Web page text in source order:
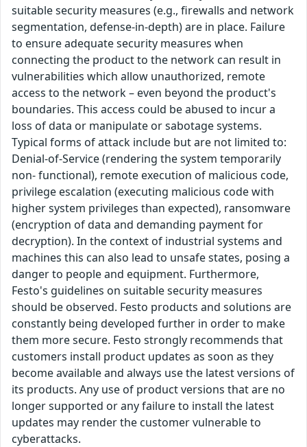
suitable security measures (e.g., firewalls and network
segmentation, defense-in-depth) are in place. Failure
to ensure adequate security measures when
connecting the product to the network can result in
vulnerabilities which allow unauthorized, remote
access to the network – even beyond the product's
boundaries. This access could be abused to incur a
loss of data or manipulate or sabotage systems.
Typical forms of attack include but are not limited to:
Denial-of-Service (rendering the system temporarily
non- functional), remote execution of malicious code,
privilege escalation (executing malicious code with
higher system privileges than expected), ransomware
(encryption of data and demanding payment for
decryption). In the context of industrial systems and
machines this can also lead to unsafe states, posing a
danger to people and equipment. Furthermore,
Festo's guidelines on suitable security measures
should be observed. Festo products and solutions are
constantly being developed further in order to make
them more secure. Festo strongly recommends that
customers install product updates as soon as they
become available and always use the latest versions of
its products. Any use of product versions that are no
longer supported or any failure to install the latest
updates may render the customer vulnerable to
cyberattacks.